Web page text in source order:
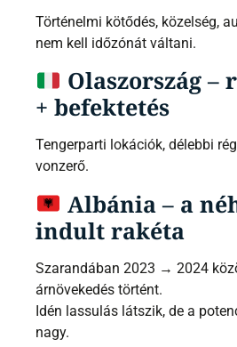
Történelmi kötődés, közelség,
nem kell időzónát váltani.
Olaszország –
+ befektetés
Tengerparti lokációk, délebbi
vonzerő.
Albánia – a
indult rakéta
Szarandában 2023 → 2024
árnövekedés történt.
Idén lassulás látszik, de a
nagy.